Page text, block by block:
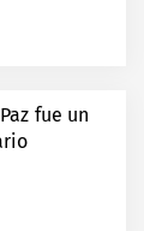
fue un